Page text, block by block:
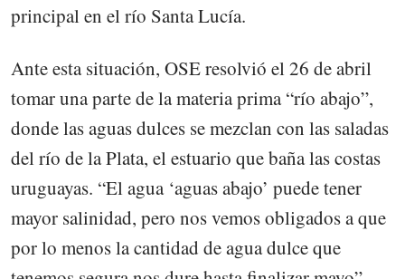
principal en el río Santa Lucía.
Ante esta situación, OSE resolvió el 26 de abril
tomar una parte de la materia prima “río abajo”,
donde las aguas dulces se mezclan con las saladas
del río de la Plata, el estuario que baña las costas
uruguayas. “El agua ‘aguas abajo’ puede tener
mayor salinidad, pero nos vemos obligados a que
por lo menos la cantidad de agua dulce que